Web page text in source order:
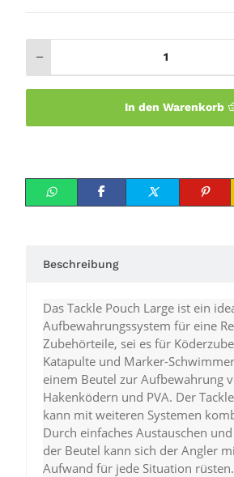
In den Warenkorb
Beschreibung
Das Tackle Pouch Large ist ein
Aufbewahrungssystem für eine
Zubehörteile, sei es für
Katapulte und Marker-
einem Beutel zur Aufbewahrung
Hakenködern und PVA. Der
kann mit weiteren Systemen
Durch einfaches Austauschen
der Beutel kann sich der Angler
Aufwand für jede Situation rüsten.